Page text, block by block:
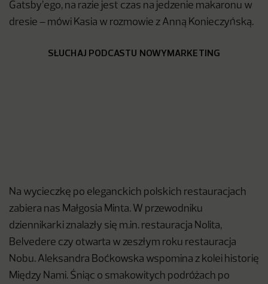
Gatsby’ego, na razie jest czas na jedzenie makaronu w
dresie – mówi Kasia w rozmowie z Anną Konieczyńską.
SŁUCHAJ PODCASTU NOWYMARKETING
Na wycieczkę po eleganckich polskich restauracjach
zabiera nas Małgosia Minta. W przewodniku
dziennikarki znalazły się m.in. restauracja Nolita,
Belvedere czy otwarta w zeszłym roku restauracja
Nobu. Aleksandra Boćkowska wspomina z kolei historię
Między Nami. Śniąc o smakowitych podróżach po